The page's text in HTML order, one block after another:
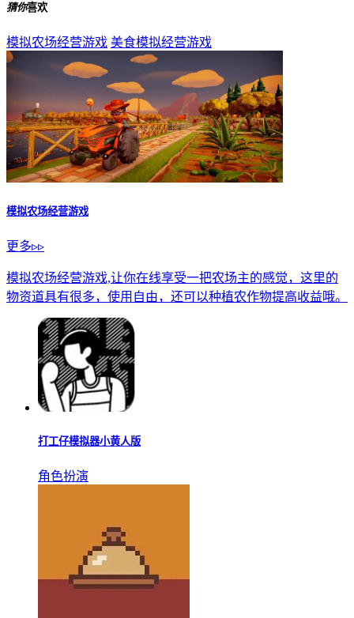
猜你喜欢
模拟农场经营游戏 美食模拟经营游戏
模拟农场经营游戏
更多▹▹
模拟农场经营游戏,让你在线享受一把农场主的感觉，这里的
物资道具有很多，使用自由，还可以种植农作物提高收益哦。
打工仔模拟器小黄人版
角色扮演